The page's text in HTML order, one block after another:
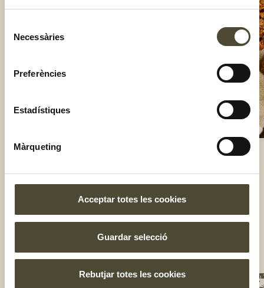
Necessàries
Preferències
Estadístiques
Màrqueting
Acceptar totes les cookies
Guardar selecció
Rebutjar totes les cookies
El gust és nostre